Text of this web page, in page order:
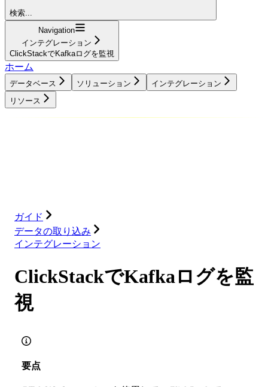
検索...
Navigation
インテグレーション
ClickStackでKafkaログを監視
ホーム
データベース ソリューション
インテグレーション
リソース
ガイド
データの取り込み
インテグレーション
ClickStackでKafkaログを監
視
要点